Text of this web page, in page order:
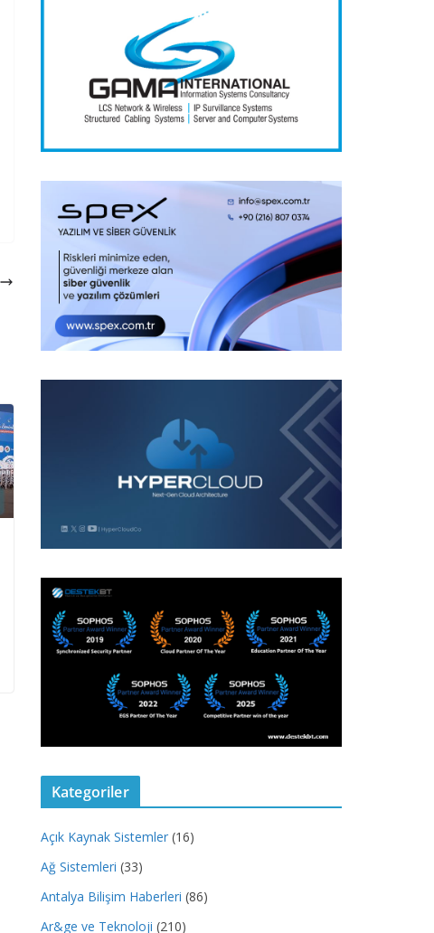
Kategoriler
Açık Kaynak Sistemler (16)
Ağ Sistemleri (33)
Antalya Bilişim Haberleri (86)
Ar&ge ve Teknoloji (210)